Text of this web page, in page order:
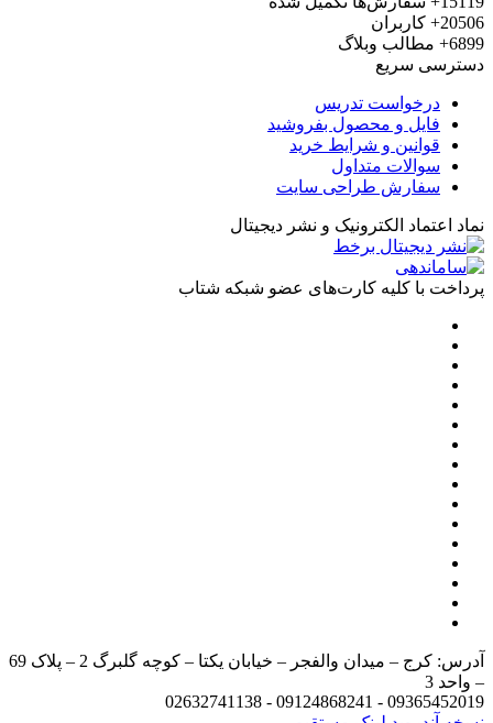
20506+
کاربران
6899+
مطالب وبلاگ
دسترسی سریع
درخواست تدریس
فایل و محصول بفروشید
قوانین و شرایط خرید
سوالات متداول
سفارش طراحی سایت
نماد اعتماد الکترونیک و نشر دیجیتال
پرداخت با کلیه کارت‌های عضو شبکه شتاب
آدرس: کرج – میدان والفجر – خیابان یکتا – کوچه گلبرگ 2 – پلاک 69
– واحد 3
09365452019 - 09124868241 - 02632741138